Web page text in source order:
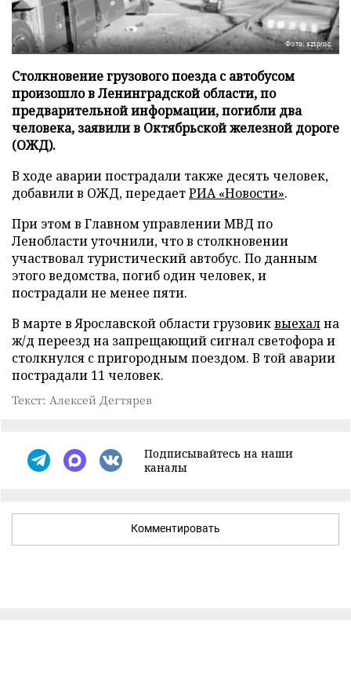
Фото: sztproc
Столкновение грузового поезда с автобусом
произошло в Ленинградской области, по
предварительной информации, погибли два
человека, заявили в Октябрьской железной дороге
(ОЖД).
В ходе аварии пострадали также десять человек,
добавили в ОЖД, передаетРИА «Новости».
При этом в Главном управлении МВД по
Ленобласти уточнили, что в столкновении
участвовал туристический автобус. По данным
этого ведомства, погиб один человек, и
пострадали не менее пяти.
В марте в Ярославской области грузовиквыехална
ж/д переезд на запрещающий сигнал светофора и
столкнулся с пригородным поездом. В той аварии
пострадали 11 человек.
Текст: Алексей Дегтярев
Подписывайтесь на наши
каналы
Комментировать